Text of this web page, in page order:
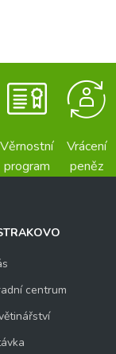
Věrnostní
program
Vrácení
peněz
centrum